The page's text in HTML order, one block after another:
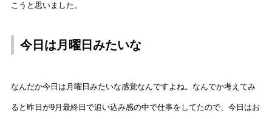
こうと思いました。
今日は月曜日みたいな
なんだか今日は月曜日みたいな感覚なんですよね。なんでか考えてみ
ると昨日が9月最終日で追い込み感の中で仕事をしてたので、今日はお